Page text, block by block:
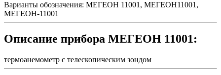
Варианты обозначения: МЕГЕОН 11001, МЕГЕОН11001,
МЕГЕОН-11001
Описание прибора МЕГЕОН 11001:
термоанемометр с телескопическим зондом